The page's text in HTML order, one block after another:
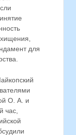
для
О. А. и
час,